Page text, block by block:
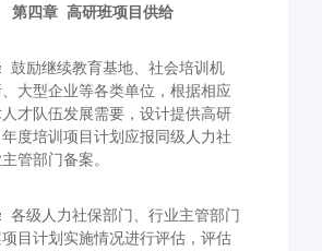
第四章 高研班项目供给
鼓励继续教育基地、社会培训机
大型企业等各类单位，根据相应
才队伍发展需要，设计提供高研
度培训项目计划应报同级人力社
管部门备案。
各级人力社保部门、行业主管部门
目计划实施情况进行评估，评估